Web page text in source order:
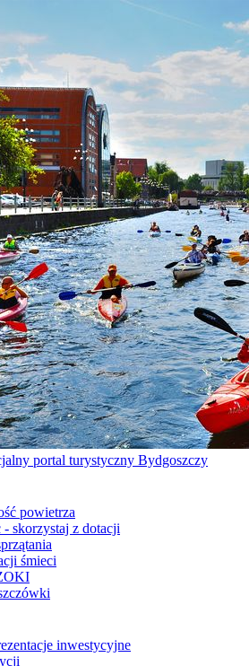
portal turystyczny Bydgoszczy
powietrza
skorzystaj z dotacji
śmieci
inwestycyjne